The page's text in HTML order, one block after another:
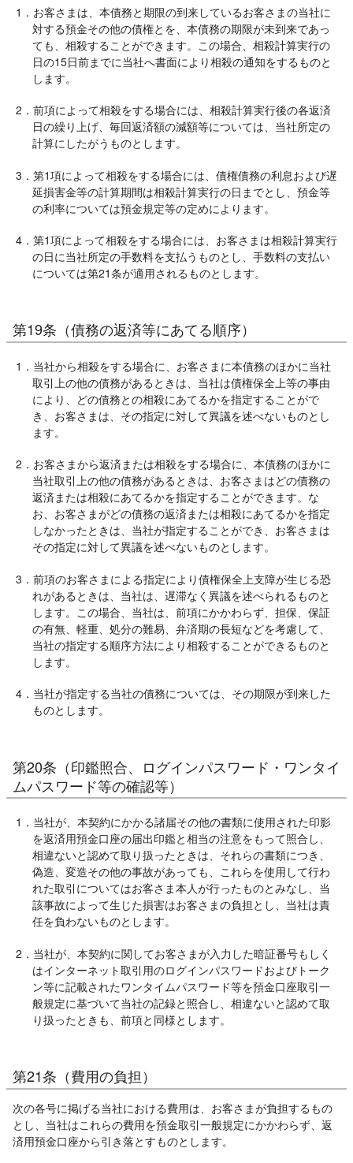
1．お客さまは、本債務と期限の到来しているお客さまの当社に
対する預金その他の債権とを、本債務の期限が未到来であっ
ても、相殺することができます。この場合、相殺計算実行の
日の15日前までに当社へ書面により相殺の通知をするものと
します。
2．前項によって相殺をする場合には、相殺計算実行後の各返済
日の繰り上げ、毎回返済額の減額等については、当社所定の
計算にしたがうものとします。
3．第1項によって相殺をする場合には、債権債務の利息および遅
延損害金等の計算期間は相殺計算実行の日までとし、預金等
の利率については預金規定等の定めによります。
4．第1項によって相殺をする場合には、お客さまは相殺計算実行
の日に当社所定の手数料を支払うものとし、手数料の支払い
については第21条が適用されるものとします。
第19条（債務の返済等にあてる順序）
1．当社から相殺をする場合に、お客さまに本債務のほかに当社
取引上の他の債務があるときは、当社は債権保全上等の事由
により、どの債務との相殺にあてるかを指定することがで
き、お客さまは、その指定に対して異議を述べないものとし
ます。
2．お客さまから返済または相殺をする場合に、本債務のほかに
当社取引上の他の債務があるときは、お客さまはどの債務の
返済または相殺にあてるかを指定することができます。な
お、お客さまがどの債務の返済または相殺にあてるかを指定
しなかったときは、当社が指定することができ、お客さまは
その指定に対して異議を述べないものとします。
3．前項のお客さまによる指定により債権保全上支障が生じる恐
れがあるときは、当社は、遅滞なく異議を述べられるものと
します。この場合、当社は、前項にかかわらず、担保、保証
の有無、軽重、処分の難易、弁済期の長短などを考慮して、
当社の指定する順序方法により相殺することができるものと
します。
4．当社が指定する当社の債務については、その期限が到来した
ものとします。
第20条（印鑑照合、ログインパスワード・ワンタイ
ムパスワード等の確認等）
1．当社が、本契約にかかる諸届その他の書類に使用された印影
を返済用預金口座の届出印鑑と相当の注意をもって照合し、
相違ないと認めて取り扱ったときは、それらの書類につき、
偽造、変造その他の事故があっても、これらを使用して行わ
れた取引についてはお客さま本人が行ったものとみなし、当
該事故によって生じた損害はお客さまの負担とし、当社は責
任を負わないものとします。
2．当社が、本契約に関してお客さまが入力した暗証番号もしく
はインターネット取引用のログインパスワードおよびトーク
ン等に記載されたワンタイムパスワード等を預金口座取引一
般規定に基づいて当社の記録と照合し、相違ないと認めて取
り扱ったときも、前項と同様とします。
第21条（費用の負担）
次の各号に掲げる当社における費用は、お客さまが負担するもの
とし、当社はこれらの費用を預金取引一般規定にかかわらず、返
済用預金口座から引き落とすものとします。